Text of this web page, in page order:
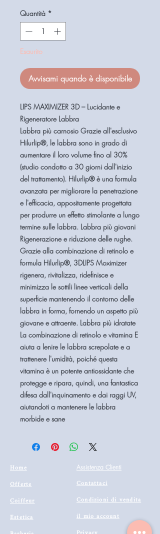
Quantità *
Esaurito
Avvisami quando è disponibile
LIPS MAXIMIZER 3D – Lucidante e
Rigeneratore Labbra
Labbra più carnosio Grazie all'esclusivo
Hilurlip®, le labbra sono in grado di
aumentare il loro volume fino al 30%
(studio condotto a 30 giorni dall'inizio
del trattamento). Hilurlip® è una formula
avanzata per migliorare la penetrazione
e l'efficacia, appositamente progettata
per produrre un effetto stimolante a lungo
termine sulle labbra. Labbra più giovani
Rigenerazione e riduzione delle rughe.
Grazie alla combinazione di retinolo e
formula Hilurlip®, 3DLIPS Moximizer
rigenera, rivitalizza, ridefinisce e
minimizza le sottili linee verticali della
superficie mantenendo il contorno delle
labbra in forma, fornendo un aspetto più
giovane e attraente. Labbra più idratate
La combinazione di retinolo e vitamina E
aiuta a lenire le labbra screpolate e a
trattenere l'umidità, poiché questa
vitamina è un potente antiossidante che
protegge e ripara, quindi, una fantastica
difesa dall'inquinamento e dai raggi UV,
aiutandoti a mantenere le labbra
morbide e sane
Home
Offerte
Coiffeur
Estetica
Assistenza Clienti
Contattaci
Condizioni di vendita
il mio account